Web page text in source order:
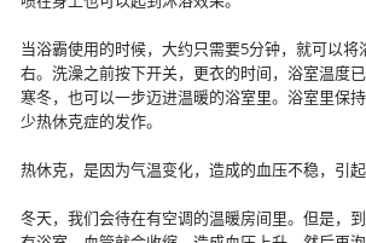
当浴霸使用的时候，大约只需要5分钟，就可以将
右。洗澡之前按下开关，更衣的时间，浴室温度
寒冬，也可以一步迈进温暖的浴室里。浴室里保
少热休克症的发作。
热休克，是因为气温变化，造成的血压不稳，引起
冬天，我们会待在有空调的温暖房间里。但是，